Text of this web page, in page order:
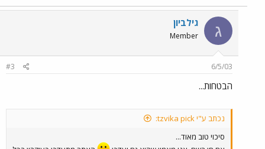
ג גילביון
Member
6/5/03
#3
הבטחות...
נכתב ע"י tzvika pick:
סיכוי טוב מאוד...